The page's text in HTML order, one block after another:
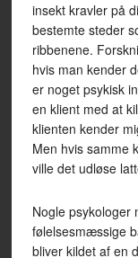
insekt kravler på
bestemte steder
ribbenene.
hvis man kender
er noget psykisk
en klient med at
klienten kender
Men hvis samme
ville det udløse
Nogle
følelsesmæssige
bliver kildet af en